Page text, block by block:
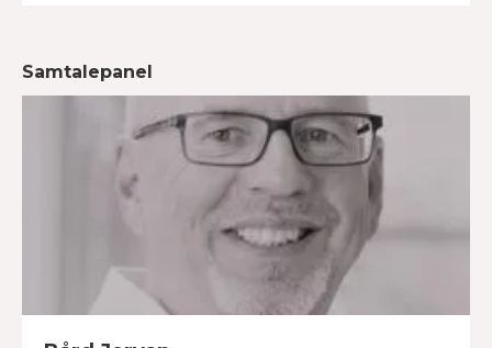
Samtalepanel